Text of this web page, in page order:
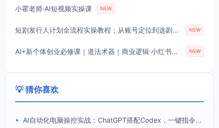
小霍老师·AI短视频实操课 NEW
短剧发行人计划全流程实操教程；从账号定位到选剧剪辑再到发布技巧，零基础也能快速上手出单 NEW
AI+新个体创业必修课｜道法术器｜商业逻辑·小红书流量·AI智能体｜低成本打造个人变现小生意全套教学 NEW
💡 猜你喜欢
• AI自动化电脑操控实战：ChatGPT搭配Codex，一键指令远程自动操控电脑完成工作